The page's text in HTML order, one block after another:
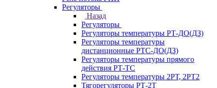
Регуляторы
Назад
Регуляторы
Регуляторы температуры РТ-ДО(ДЗ)
Регуляторы температуры
дистанционные РТС-ДО(ДЗ)
Регуляторы температуры прямого
действия РТ-ТС
Регуляторы температуры 2РТ, 2РT2
Тягорегуляторы РТ-2Т